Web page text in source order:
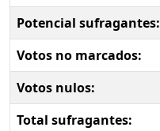
Potencial sufragantes:
Votos no marcados:
Votos nulos:
Total sufragantes: